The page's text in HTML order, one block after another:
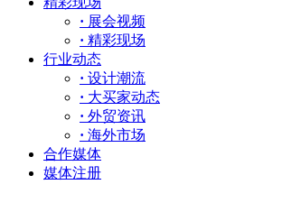
· 展会视频
· 精彩现场
行业动态
· 设计潮流
· 大买家动态
· 外贸资讯
· 海外市场
合作媒体
媒体注册